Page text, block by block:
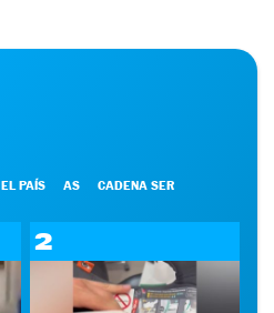
EL PAÍS AS CADENA SER
2